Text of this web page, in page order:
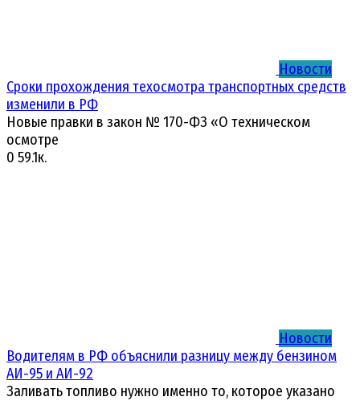
Новости
Сроки прохождения техосмотра транспортных средств
изменили в РФ
Новые правки в закон № 170-ФЗ «О техническом
осмотре
0 59.1к.
Новости
Водителям в РФ объяснили разницу между бензином
АИ-95 и АИ-92
Заливать топливо нужно именно то, которое указано